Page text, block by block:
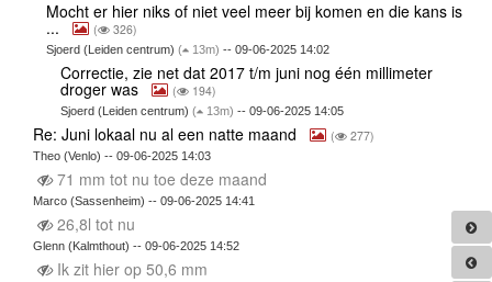
Mocht er hier niks of niet veel meer bij komen en die kans is
... ( 326)
Sjoerd (Leiden centrum)( 13m) -- 09-06-2025 14:02
Correctie, zie net dat 2017 t/m juni nog één millimeter
droger was ( 194)
Sjoerd (Leiden centrum) ( 13m) -- 09-06-2025 14:05
Re: Juni lokaal nu al een natte maand ( 277)
Theo (Venlo) -- 09-06-2025 14:03
71 mm tot nu toe deze maand
Marco (Sassenheim) -- 09-06-2025 14:41
26,8l tot nu
Glenn (Kalmthout) -- 09-06-2025 14:52
Ik zit hier op 50,6 mm